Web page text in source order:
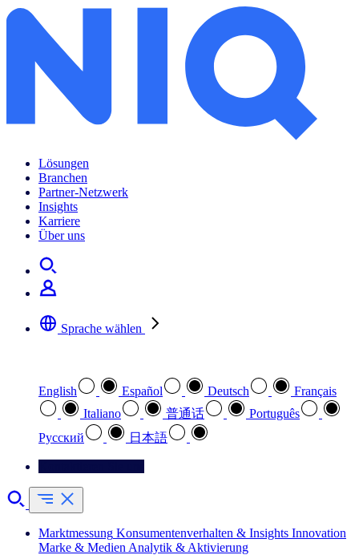
Lösungen
Branchen
Partner-Netzwerk
Insights
Karriere
Über uns
Sprache wählen
English Español Deutsch
Français
Italiano
普通话
Português
Pусский
日本語
Marktmessung Konsumentenverhalten & Insights Innovation
Marke & Medien Analytik & Aktivierung